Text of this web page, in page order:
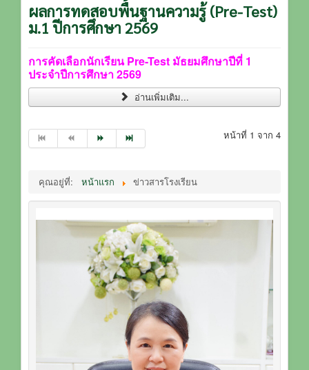
ผลการทดสอบพื้นฐานความรู้ (Pre-Test)
ม.1 ปีการศึกษา 2569
การคัดเลือกนักเรียน Pre-Test มัธยมศึกษาปีที่ 1
ประจำปีการศึกษา 2569
อ่านเพิ่มเติม...
หน้าที่ 1 จาก 4
คุณอยู่ที่: หน้าแรก ข่าวสารโรงเรียน